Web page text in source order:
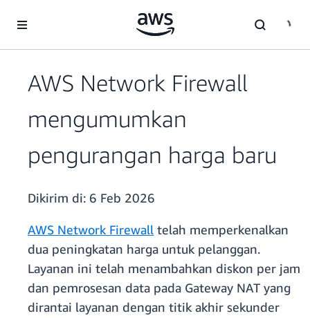
AWS Network Firewall
mengumumkan
pengurangan harga baru
Dikirim di: 6 Feb 2026
AWS Network Firewall telah memperkenalkan
dua peningkatan harga untuk pelanggan.
Layanan ini telah menambahkan diskon per jam
dan pemrosesan data pada Gateway NAT yang
dirantai layanan dengan titik akhir sekunder